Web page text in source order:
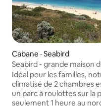
Cabane · Seabird
Seabird - grande maison
climatisation avec Foxtel
Idéal pour les familles,
climatisé de 2 chambres
un parc à roulottes sur la
seulement 1 heure au